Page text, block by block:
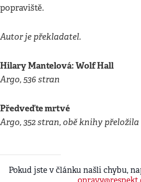
popraviště.
Autor je překladatel.
Hilary Mantelová: Wolf Hall
Argo, 536 stran
Předveďte mrtvé
Argo, 352 stran, obě knihy
Pokud jste v článku našli chybu,